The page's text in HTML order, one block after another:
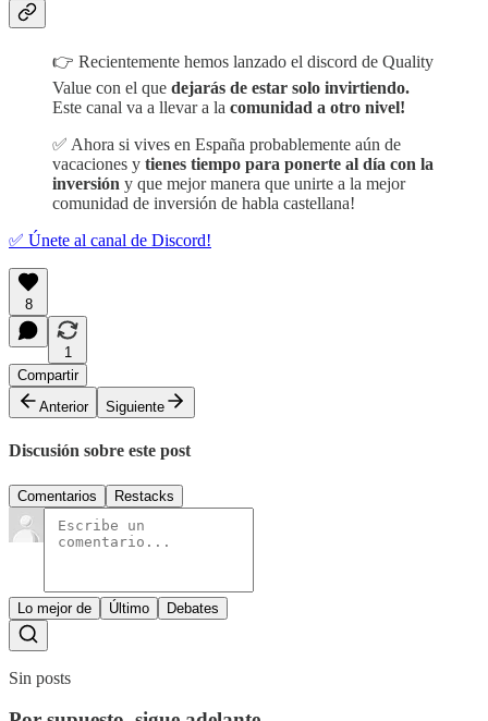
👉 Recientemente hemos lanzado el discord de Quality
Value con el que dejarás de estar solo invirtiendo.
Este canal va a llevar a la comunidad a otro nivel!
✅ Ahora si vives en España probablemente aún de
vacaciones y tienes tiempo para ponerte al día con la
inversión y que mejor manera que unirte a la mejor
comunidad de inversión de habla castellana!
✅ Únete al canal de Discord!
8
1
Compartir
Anterior
Siguiente
Discusión sobre este post
Comentarios Restacks
Lo mejor de Último Debates
Sin posts